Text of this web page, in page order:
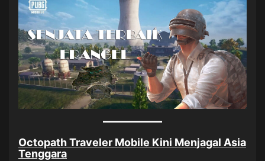
Octopath Traveler Mobile Kini Menjagal Asia
Tenggara